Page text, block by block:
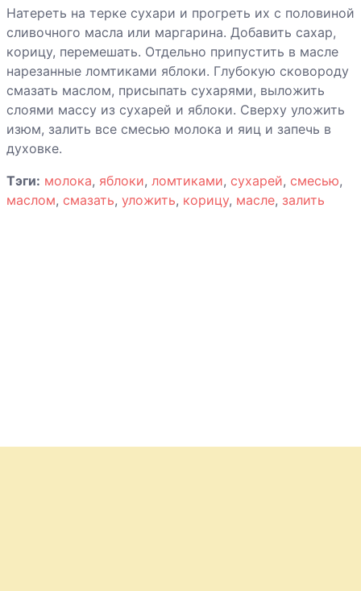
Натереть на терке сухари и прогреть их с половиной
сливочного масла или маргарина. Добавить сахар,
корицу, перемешать. Отдельно припустить в масле
нарезанные ломтиками яблоки. Глубокую сковороду
смазать маслом, присыпать сухарями, выложить
слоями массу из сухарей и яблоки. Сверху уложить
изюм, залить все смесью молока и яиц и запечь в
духовке.
Тэги: молока, яблоки, ломтиками, сухарей, смесью,
маслом, смазать, уложить, корицу, масле, залить